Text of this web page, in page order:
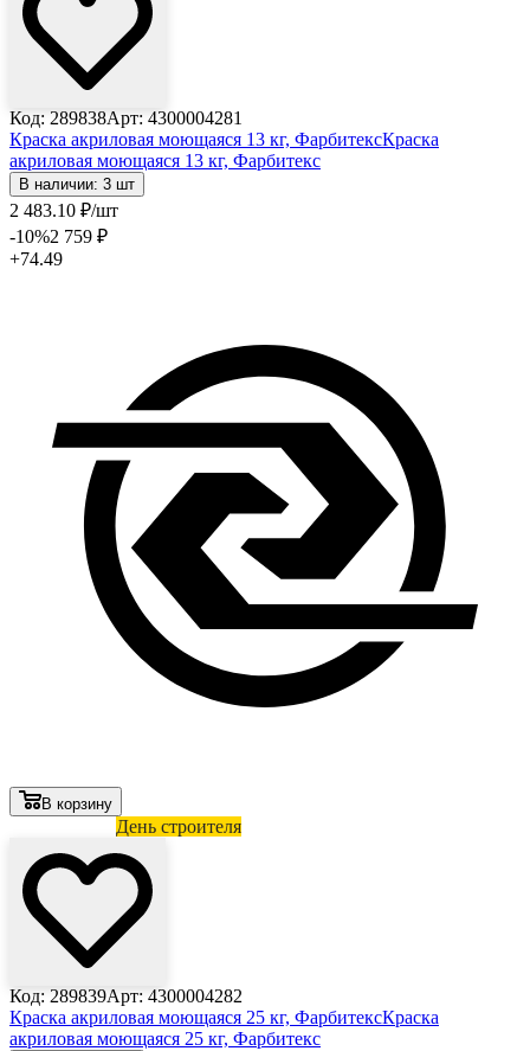
Код: 289838Арт: 4300004281
Краска акриловая моющаяся 13 кг, ФарбитексКраска
акриловая моющаяся 13 кг, Фарбитекс
В наличии: 3 шт
2 483.10 ₽/шт
-10%2 759 ₽
+74.49
В корзину
День строителя
Код: 289839Арт: 4300004282
Краска акриловая моющаяся 25 кг, ФарбитексКраска
акриловая моющаяся 25 кг, Фарбитекс